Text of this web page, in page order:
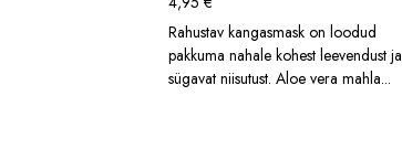
Rahustav kangasmask on loodud
pakkuma nahale kohest leevendust ja
sügavat niisutust. Aloe vera mahla...